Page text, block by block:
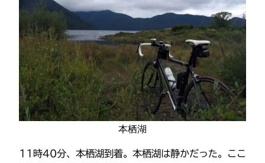
本栖湖
11時40分、本栖湖到着。本栖湖は静かだった。ここ